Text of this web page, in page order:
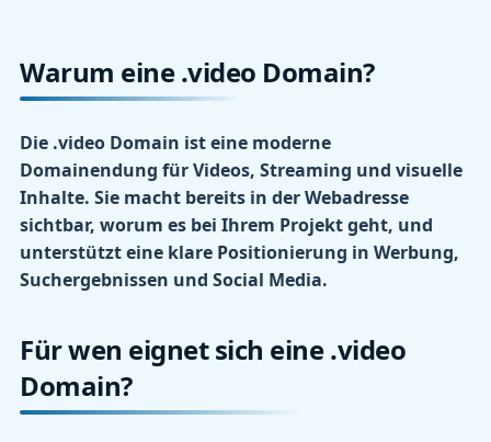
Warum eine .video Domain?
Die .video Domain ist eine moderne
Domainendung für Videos, Streaming und visuelle
Inhalte. Sie macht bereits in der Webadresse
sichtbar, worum es bei Ihrem Projekt geht, und
unterstützt eine klare Positionierung in Werbung,
Suchergebnissen und Social Media.
Für wen eignet sich eine .video
Domain?